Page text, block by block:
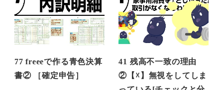
77 freeeで作る青色決算
書② ［確定申告］
41 残高不一致の理由
②【☓】無視をしてしま